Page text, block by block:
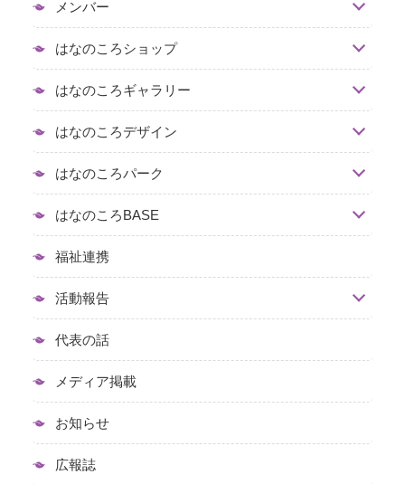
メンバー
はなのころショップ
はなのころギャラリー
はなのころデザイン
はなのころパーク
はなのころBASE
福祉連携
活動報告
代表の話
メディア掲載
お知らせ
広報誌